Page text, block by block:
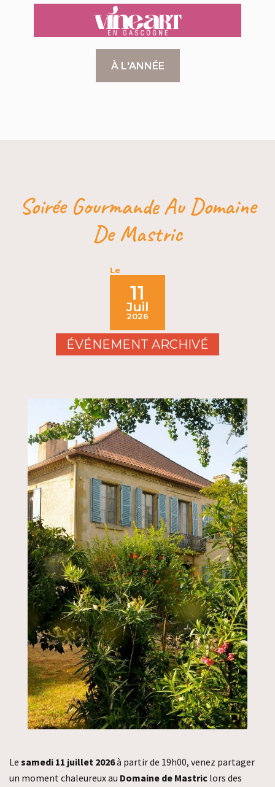
VINEART
À L'ANNÉE
Soirée Gourmande Au Domaine
De Mastric
Le
11
Juil
2026
ÉVÉNEMENT ARCHIVÉ
Le samedi 11 juillet 2026à partir de 19h00, venez partager
un moment chaleureux au Domaine de Mastric lors des